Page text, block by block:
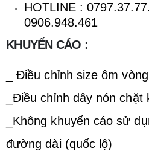
HOTLINE :
0906.948.461
KHUYẾN CÁO :
_ Điều chỉnh size ôm
_Điều chỉnh dây nón chặt
_Không khuyến cáo sử
đường dài (quốc lộ)